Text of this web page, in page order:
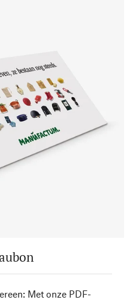
Met onze PDF-